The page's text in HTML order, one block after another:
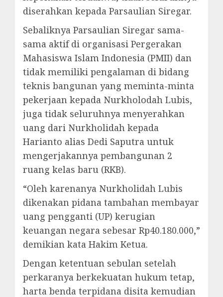
diserahkan kepada Parsaulian Siregar.
Sebaliknya Parsaulian Siregar sama-
sama aktif di organisasi Pergerakan
Mahasiswa Islam Indonesia (PMII) dan
tidak memiliki pengalaman di bidang
teknis bangunan yang meminta-minta
pekerjaan kepada Nurkholodah Lubis,
juga tidak seluruhnya menyerahkan
uang dari Nurkholidah kepada
Harianto alias Dedi Saputra untuk
mengerjakannya pembangunan 2
ruang kelas baru (RKB).
“Oleh karenanya Nurkholidah Lubis
dikenakan pidana tambahan membayar
uang pengganti (UP) kerugian
keuangan negara sebesar Rp40.180.000,”
demikian kata Hakim Ketua.
Dengan ketentuan sebulan setelah
perkaranya berkekuatan hukum tetap,
harta benda terpidana disita kemudian